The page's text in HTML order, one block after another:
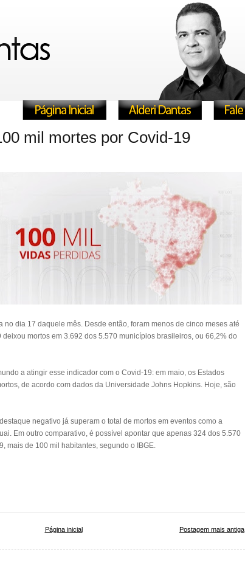
mil mortes por Covid-19
no dia 17 daquele mês. Desde então, foram menos de cinco meses até
deixou mortos em 3.692 dos 5.570 municípios brasileiros, ou 66,2% do
a atingir esse indicador com o Covid-19: em maio, os Estados
de acordo com dados da Universidade Johns Hopkins. Hoje, são
negativo já superam o total de mortos em eventos como a
Em outro comparativo, é possível apontar que apenas 324 dos 5.570
mais de 100 mil habitantes, segundo o IBGE.
Postagem mais antiga
Página inicial